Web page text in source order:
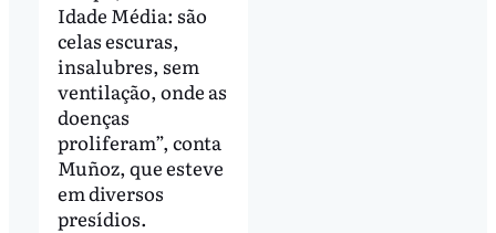
Idade Média: são
celas escuras,
insalubres, sem
ventilação, onde as
doenças
proliferam”, conta
Muñoz, que esteve
em diversos
presídios.